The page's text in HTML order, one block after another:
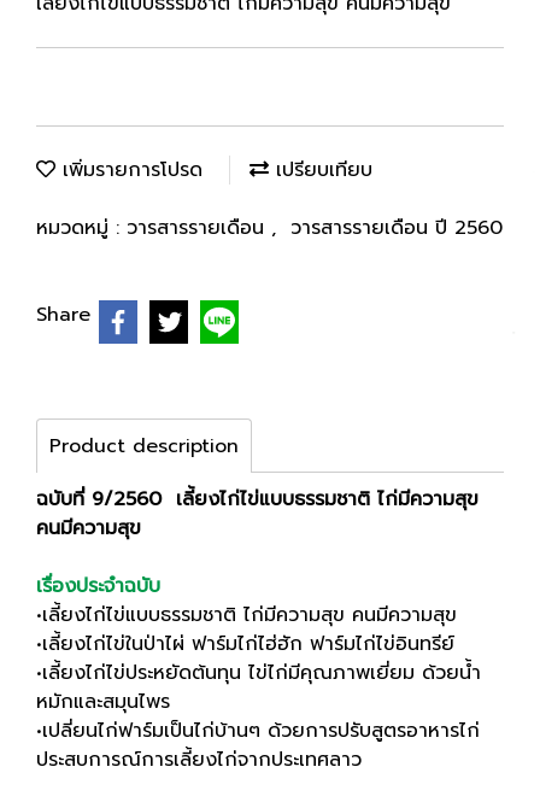
เพิ่มรายการโปรด
เปรียบเทียบ
หมวดหมู่ : วารสารรายเดือน , วารสารรายเดือน ปี 2560
Share
Product description
ฉบับที่ 9/2560 เลี้ยงไก่ไข่แบบธรรมชาติ ไก่มีความสุข
คนมีความสุข
เรื่องประจำฉบับ
•เลี้ยงไก่ไข่แบบธรรมชาติ ไก่มีความสุข คนมีความสุข
•เลี้ยงไก่ไข่ในป่าไผ่ ฟาร์มไก่ไฮ่ฮัก ฟาร์มไก่ไข่อินทรีย์
•เลี้ยงไก่ไข่ประหยัดต้นทุน ไข่ไก่มีคุณภาพเยี่ยม ด้วยน้ำ
หมักและสมุนไพร
•เปลี่ยนไก่ฟาร์มเป็นไก่บ้านๆ ด้วยการปรับสูตรอาหารไก่
ประสบการณ์การเลี้ยงไก่จากประเทศลาว